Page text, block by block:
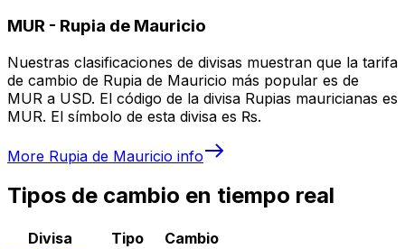
MUR - Rupia de Mauricio
Nuestras clasificaciones de divisas muestran que la tarifa
de cambio de Rupia de Mauricio más popular es de
MUR a USD. El código de la divisa Rupias mauricianas es
MUR. El símbolo de esta divisa es ₨.
More Rupia de Mauricio info
Tipos de cambio en tiempo real
Divisa Tipo
Cambio